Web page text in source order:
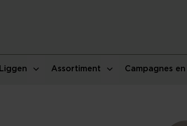
Assortiment Campagnes